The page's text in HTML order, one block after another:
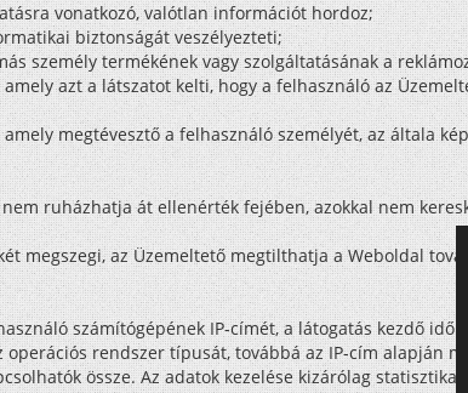
vonatkozó, valótlan információt hordoz;
biztonságát veszélyezteti;
személy termékének vagy szolgáltatásának a
azt a látszatot kelti, hogy a felhasználó az
megtévesztő a felhasználó személyét, az általa
ruházhatja át ellenérték fejében, azokkal nem
megszegi, az Üzemeltető megtilthatja a Weboldal
számítógépének IP-címét, a látogatás kezdő
rendszer típusát, továbbá az IP-cím alapján
össze. Az adatok kezelése kizárólag